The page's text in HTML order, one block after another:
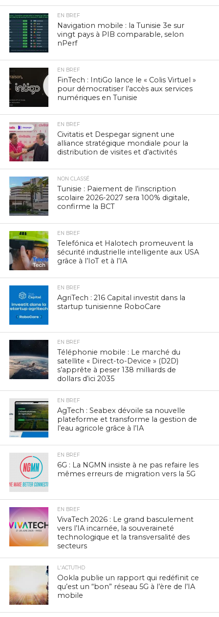
EN BREF
Navigation mobile : la Tunisie 3e sur
vingt pays à PIB comparable, selon
nPerf
EN BREF
FinTech : IntiGo lance le « Colis Virtuel »
pour démocratiser l’accès aux services
numériques en Tunisie
EN BREF
Civitatis et Despegar signent une
alliance stratégique mondiale pour la
distribution de visites et d’activités
NON CLASSÉ
Tunisie : Paiement de l’inscription
scolaire 2026-2027 sera 100% digitale,
confirme la BCT
EN BREF
Telefónica et Halotech promeuvent la
sécurité industrielle intelligente aux USA
grâce à l’IoT et à l’IA
EN BREF
AgriTech : 216 Capital investit dans la
startup tunisienne RoboCare
EN BREF
Téléphonie mobile : Le marché du
satellite « Direct-to-Device » (D2D)
s’apprête à peser 138 milliards de
dollars d’ici 2035
EN BREF
AgTech : Seabex dévoile sa nouvelle
plateforme et transforme la gestion de
l’eau agricole grâce à l’IA
EN BREF
6G : La NGMN insiste à ne pas refaire les
mêmes erreurs de migration vers la 5G
EN BREF
VivaTech 2026 : Le grand basculement
vers l’IA incarnée, la souveraineté
technologique et la transversalité des
secteurs
L'ACTUTHD
Ookla publie un rapport qui redéfinit ce
qu’est un “bon” réseau 5G à l’ère de l’IA
mobile